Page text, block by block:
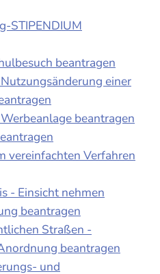
STIPENDIUM
beantragen
einer
beantragen
vereinfachten Verfahren
- Einsicht nehmen
beantragen
Straßen -
beantragen
und